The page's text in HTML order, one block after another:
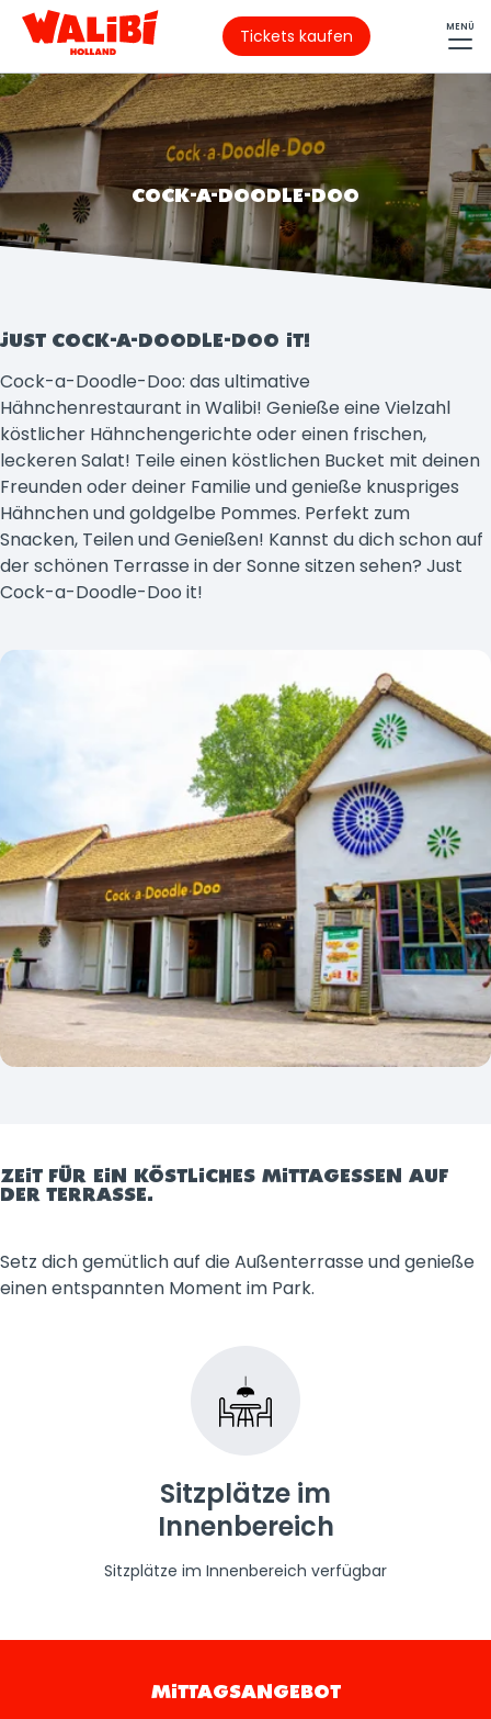
Tickets kaufen MENÜ
COCK-A-DOODLE-DOO
JUST COCK-A-DOODLE-DOO IT!
Cock-a-Doodle-Doo: das ultimative
Hähnchenrestaurant in Walibi! Genieße eine Vielzahl
köstlicher Hähnchengerichte oder einen frischen,
leckeren Salat! Teile einen köstlichen Bucket mit deinen
Freunden oder deiner Familie und genieße knuspriges
Hähnchen und goldgelbe Pommes. Perfekt zum
Snacken, Teilen und Genießen! Kannst du dich schon auf
der schönen Terrasse in der Sonne sitzen sehen? Just
Cock-a-Doodle-Doo it!
ZEIT FÜR EIN KÖSTLICHES MITTAGESSEN AUF
DER TERRASSE.
Setz dich gemütlich auf die Außenterrasse und genieße
einen entspannten Moment im Park.
Sitzplätze im
Innenbereich
Sitzplätze im Innenbereich verfügbar
MITTAGSANGEBOT